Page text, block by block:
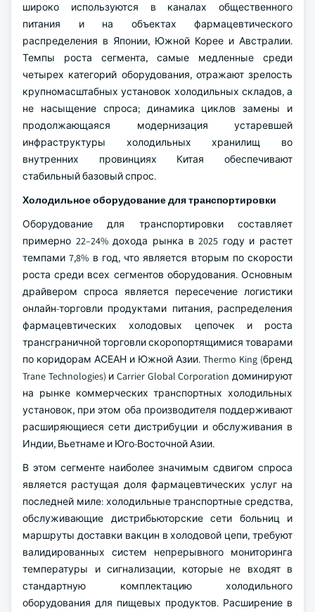
широко используются в каналах общественного
питания и на объектах фармацевтического
распределения в Японии, Южной Корее и Австралии.
Темпы роста сегмента, самые медленные среди
четырех категорий оборудования, отражают зрелость
крупномасштабных установок холодильных складов, а
не насыщение спроса; динамика циклов замены и
продолжающаяся модернизация устаревшей
инфраструктуры холодильных хранилищ во
внутренних провинциях Китая обеспечивают
стабильный базовый спрос.
Холодильное оборудование для транспортировки
Оборудование для транспортировки составляет
примерно 22–24% дохода рынка в 2025 году и растет
темпами 7,8% в год, что является вторым по скорости
роста среди всех сегментов оборудования. Основным
драйвером спроса является пересечение логистики
онлайн-торговли продуктами питания, распределения
фармацевтических холодовых цепочек и роста
трансграничной торговли скоропортящимися товарами
по коридорам АСЕАН и Южной Азии. Thermo King (бренд
Trane Technologies) и Carrier Global Corporation доминируют
на рынке коммерческих транспортных холодильных
установок, при этом оба производителя поддерживают
расширяющиеся сети дистрибуции и обслуживания в
Индии, Вьетнаме и Юго-Восточной Азии.
В этом сегменте наиболее значимым сдвигом спроса
является растущая доля фармацевтических услуг на
последней миле: холодильные транспортные средства,
обслуживающие дистрибьюторские сети больниц и
маршруты доставки вакцин в холодовой цепи, требуют
валидированных систем непрерывного мониторинга
температуры и сигнализации, которые не входят в
стандартную комплектацию холодильного
оборудования для пищевых продуктов. Расширение в